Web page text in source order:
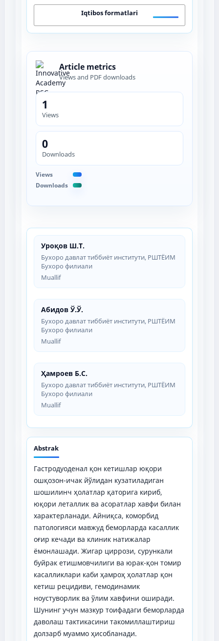
Уроқов Ш.Т.
Бухоро давлат тиббиёт институти, РШТЁИМ
Бухоро филиали
Muallif
Абидов Ў.Ў.
Бухоро давлат тиббиёт институти, РШТЁИМ
Бухоро филиали
Muallif
Ҳамроев Б.С.
Бухоро давлат тиббиёт институти, РШТЁИМ
Бухоро филиали
Muallif
Abstrak
Гастродуоденал қон кетишлар юқори
ошқозон-ичак йўлидан кузатиладиган
шошилинч ҳолатлар қаторига кириб,
юқори леталлик ва асоратлар хавфи билан
характерланади. Айниқса, коморбид
патологияси мавжуд беморларда касаллик
оғир кечади ва клиник натижалар
ёмонлашади. Жигар циррози, сурункали
буйрак етишмовчилиги ва юрак-қон томир
касалликлари каби ҳамроҳ ҳолатлар қон
кетиш рецидиви, гемодинамик
ноустуворлик ва ўлим хавфини оширади.
Шунинг учун мазкур тоифадаги беморларда
даволаш тактикасини такомиллаштириш
долзарб муаммо ҳисобланади.
Iqtibos formatlari
Article metrics
Views and PDF downloads
1
Views
0
Downloads
Views
Downloads